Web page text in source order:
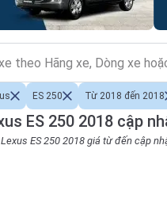
ES 250 2018 cập
ES 250 2018 giá từ đến cập
ES 250 Từ 2018 đến 2018